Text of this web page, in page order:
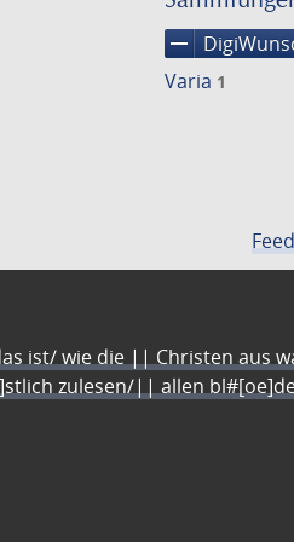
remove
Varia 1
ist/ wie die || Christen aus
zulesen/|| allen